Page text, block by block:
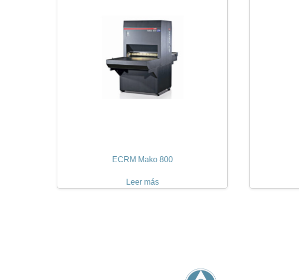
ECRM Mako 800
Leer más